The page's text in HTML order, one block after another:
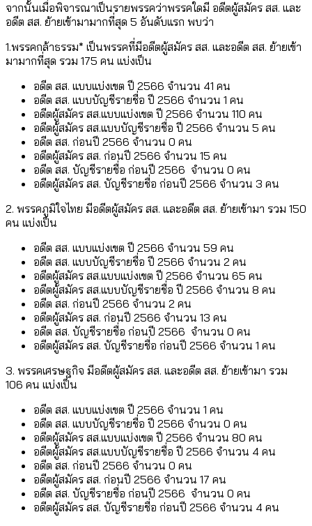
จากนั้นเมื่อพิจารณาเป็นรายพรรคว่าพรรคใดมี อดีตผู้สมัคร สส. และ
อดีต สส. ย้ายเข้ามามากที่สุด 5 อันดับแรก พบว่า
1.พรรคกล้าธรรม* เป็นพรรคที่มีอดีตผู้สมัคร สส. และอดีต สส. ย้ายเข้า
มามากที่สุด รวม 175 คน แบ่งเป็น
อดีต สส. แบบแบ่งเขต ปี 2566 จำนวน 41 คน
อดีต สส. แบบบัญชีรายชื่อ ปี 2566 จำนวน 1 คน
อดีตผู้สมัคร สส.แบบแบ่งเขต ปี 2566 จำนวน 110 คน
อดีตผู้สมัคร สส.แบบบัญชีรายชื่อ ปี 2566 จำนวน 5 คน
อดีต สส. ก่อนปี 2566 จำนวน 0 คน
อดีตผู้สมัคร สส. ก่อนปี 2566 จำนวน 15 คน
อดีต สส. บัญชีรายชื่อ ก่อนปี 2566 จำนวน 0 คน
อดีตผู้สมัคร สส. บัญชีรายชื่อ ก่อนปี 2566 จำนวน 3 คน
2. พรรคภูมิใจไทย มีอดีตผู้สมัคร สส. และอดีต สส. ย้ายเข้ามา รวม 150
คน แบ่งเป็น
อดีต สส. แบบแบ่งเขต ปี 2566 จำนวน 59 คน
อดีต สส. แบบบัญชีรายชื่อ ปี 2566 จำนวน 2 คน
อดีตผู้สมัคร สส.แบบแบ่งเขต ปี 2566 จำนวน 65 คน
อดีตผู้สมัคร สส.แบบบัญชีรายชื่อ ปี 2566 จำนวน 8 คน
อดีต สส. ก่อนปี 2566 จำนวน 2 คน
อดีตผู้สมัคร สส. ก่อนปี 2566 จำนวน 13 คน
อดีต สส. บัญชีรายชื่อ ก่อนปี 2566 จำนวน 0 คน
อดีตผู้สมัคร สส. บัญชีรายชื่อ ก่อนปี 2566 จำนวน 1 คน
3. พรรคเศรษฐกิจ มีอดีตผู้สมัคร สส. และอดีต สส. ย้ายเข้ามา รวม
106 คน แบ่งเป็น
อดีต สส. แบบแบ่งเขต ปี 2566 จำนวน 1 คน
อดีต สส. แบบบัญชีรายชื่อ ปี 2566 จำนวน 0 คน
อดีตผู้สมัคร สส.แบบแบ่งเขต ปี 2566 จำนวน 80 คน
อดีตผู้สมัคร สส.แบบบัญชีรายชื่อ ปี 2566 จำนวน 4 คน
อดีต สส. ก่อนปี 2566 จำนวน 0 คน
อดีตผู้สมัคร สส. ก่อนปี 2566 จำนวน 17 คน
อดีต สส. บัญชีรายชื่อ ก่อนปี 2566 จำนวน 0 คน
อดีตผู้สมัคร สส. บัญชีรายชื่อ ก่อนปี 2566 จำนวน 4 คน